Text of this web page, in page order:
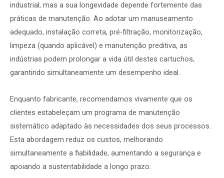
industrial, mas a sua longevidade depende fortemente das
práticas de manutenção. Ao adotar um manuseamento
adequado, instalação correta, pré-filtração, monitorização,
limpeza (quando aplicável) e manutenção preditiva, as
indústrias podem prolongar a vida útil destes cartuchos,
garantindo simultaneamente um desempenho ideal.
Enquanto fabricante, recomendamos vivamente que os
clientes estabeleçam um programa de manutenção
sistemático adaptado às necessidades dos seus processos.
Esta abordagem reduz os custos, melhorando
simultaneamente a fiabilidade, aumentando a segurança e
apoiando a sustentabilidade a longo prazo.